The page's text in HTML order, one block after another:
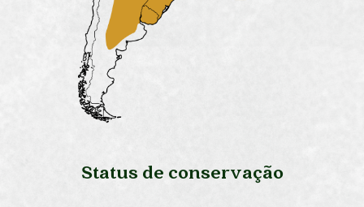
Status de conservação